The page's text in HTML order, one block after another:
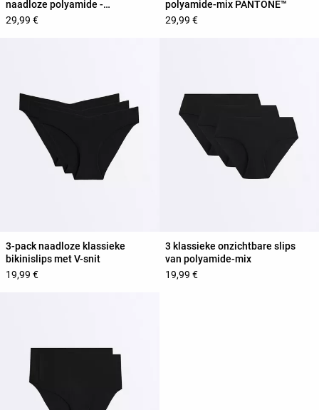
naadloze polyamide -
PANTONE™
29,99 €
polyamide-mix PANTONE™
29,99 €
3-pack naadloze klassieke
bikinislips met V-snit
19,99 €
3 klassieke onzichtbare slips
van polyamide-mix
19,99 €